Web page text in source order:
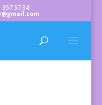
357 57 34